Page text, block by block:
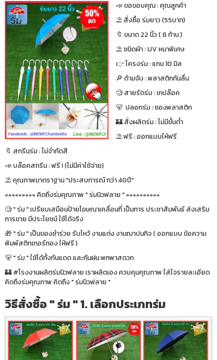
📣 ขอขอบคุณ : คุณลูกค้า
⛱ สั่งซื้อ ร่มยาว (55บาท)
🔖 ขนาด 22 นิ้ว ( 8 ก้าน )
⛱ ชนิดผ้า : UV หนาพิเศษ
👉 โครงร่ม : แกน 10 มิล
🔎 ด้ามจับ : พลาสติกกันลื่น
🧐 สายรัดร่ม : เทปล๊อค
🐻 ปลอกร่ม : ซองพลาสติก
🏰 สั่งผลิตร่ม : ไม่มีขั้นต่ำ
⛱ ฟรี : ออกแบบให้ฟรี
🔖 สกรีนร่ม : ไม่จำกัดสี
📣 บล๊อคสกรีน : ฟรี ! (ไม่มีค่าใช้จ่าย)
⛱ คุณภาพมาตราฐาน "ประสบการณ์ กว่า 40ปี"
========= คิดถึงร่มคุณภาพ " ร่มนิวฟลาย " ==========
🧐 " ร่ม " เปรียบเสมือนป้ายโฆษณาเคลื่อนที่ เป็นการ ประชาสัมพันธ์ ส่งเสริม
การขาย มีประโยชน์ ใช้ได้จริง
🎁 " ร่ม " เป็นของชำร่วย รับไหว้ งานแต่ง งานฌาปนกิจ ( ออกแบบ ข้อความ
พิมพ์สติกเกอร์ทอง ให้ฟรี )
🐻 " ร่ม " ใช้ได้ทั้งกันแดด และกันฝน พกพาสดวก
🏰 #โรงงานผลิตร่มนิวฟลาย เราผลิตเอง ควบคุมคุณภาพ ใส่ใจรายละเอียด
คิดถึงร่มคุณภาพ คิดถึง " ร่มนิวฟลาย "
วิธีสั่งซื้อ " ร่ม " 1. เลือกประเภทร่ม